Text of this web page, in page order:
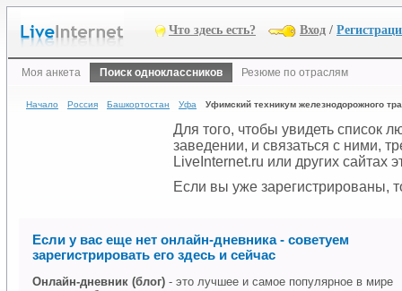
Что здесь есть? Вход /
Моя анкета Поиск одноклассников Резюме по отраслям
Начало Россия Башкортостан Уфа Уфимский техникум железнодорожного
Для того, чтобы увидеть список
заведении, и связаться с ними,
LiveInternet.ru или других сайтах
Если вы уже зарегистрированы,
Если у вас еще нет онлайн-дневника - советуем
зарегистрировать его здесь и сейчас
Онлайн-дневник (блог) - это лучшее и самое популярное в мире